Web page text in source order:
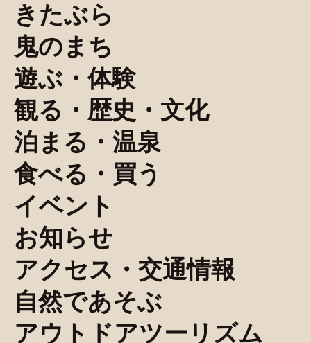
きたぶら
鬼のまち
遊ぶ・体験
観る・歴史・文化
泊まる・温泉
食べる・買う
イベント
お知らせ
アクセス・交通情報
自然であそぶ
アウトドアツーリズム